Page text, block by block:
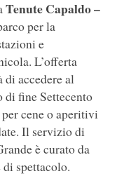
Tenute Capaldo –
per la
e
L’offerta
di accedere al
fine Settecento
cene o aperitivi
Il servizio di
è curato da
di spettacolo.